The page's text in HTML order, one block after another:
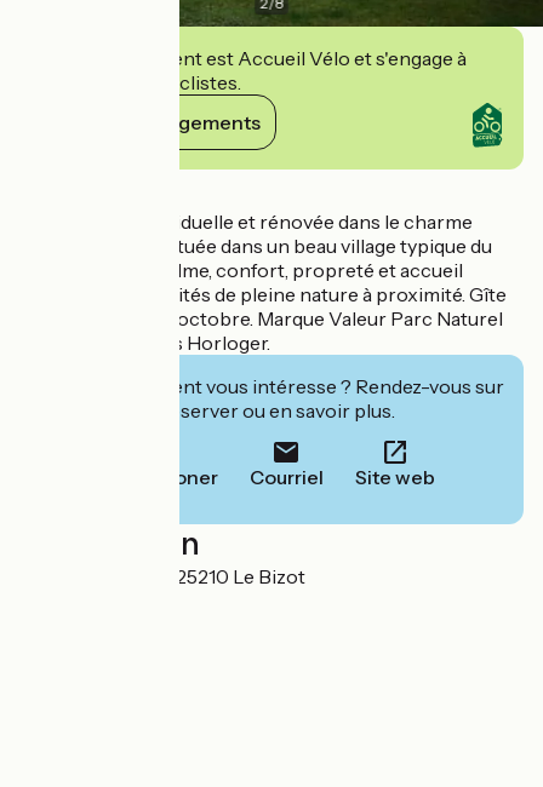
Cet établissement est Accueil Vélo et s'engage à
accueillir des cyclistes.
Voir ses engagements
Jolie maison individuelle et rénovée dans le charme
Franc-comtois, située dans un beau village typique du
Pays Horloger. Calme, confort, propreté et accueil
bienveillant. Activités de pleine nature à proximité. Gîte
équestre de mai à octobre. Marque Valeur Parc Naturel
régional du Doubs Horloger.
Cet établissement vous intéresse ? Rendez-vous sur
leur site pour réserver ou en savoir plus.
Téléphoner Courriel Site web
Localisation
11 rue de la Rigole 25210 Le Bizot